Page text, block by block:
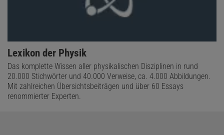
Lexikon der Physik
Das komplette Wissen aller physikalischen Disziplinen in rund
20.000 Stichwörter und 40.000 Verweise, ca. 4.000 Abbildungen.
Mit zahlreichen Übersichtsbeiträgen und über 60 Essays
renommierter Experten.